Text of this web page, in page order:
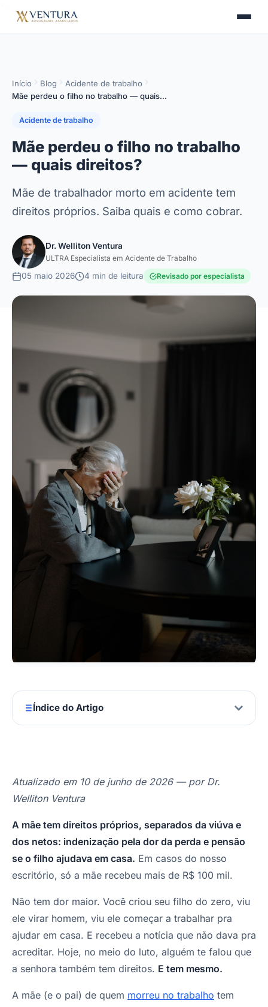
Início Blog
Acidente de trabalho
Mãe perdeu o filho no trabalho — quais…
Acidente de trabalho
Mãe perdeu o filho no trabalho
— quais direitos?
Mãe de trabalhador morto em acidente tem
direitos próprios. Saiba quais e como cobrar.
Dr. Welliton Ventura
ULTRA Especialista em Acidente de Trabalho
05 maio 2026 4 min de leitura Revisado por especialista
Índice do Artigo
Atualizado em 10 de junho de 2026 — por Dr.
Welliton Ventura
A mãe tem direitos próprios, separados da viúva e
dos netos: indenização pela dor da perda e pensão
se o filho ajudava em casa. Em casos do nosso
escritório, só a mãe recebeu mais de R$ 100 mil.
Não tem dor maior. Você criou seu filho do zero, viu
ele virar homem, viu ele começar a trabalhar pra
ajudar em casa. E recebeu a notícia que não dava pra
acreditar. Hoje, no meio do luto, alguém te falou que
a senhora também tem direitos. E tem mesmo.
A mãe (e o pai) de quem morreu no trabalho tem